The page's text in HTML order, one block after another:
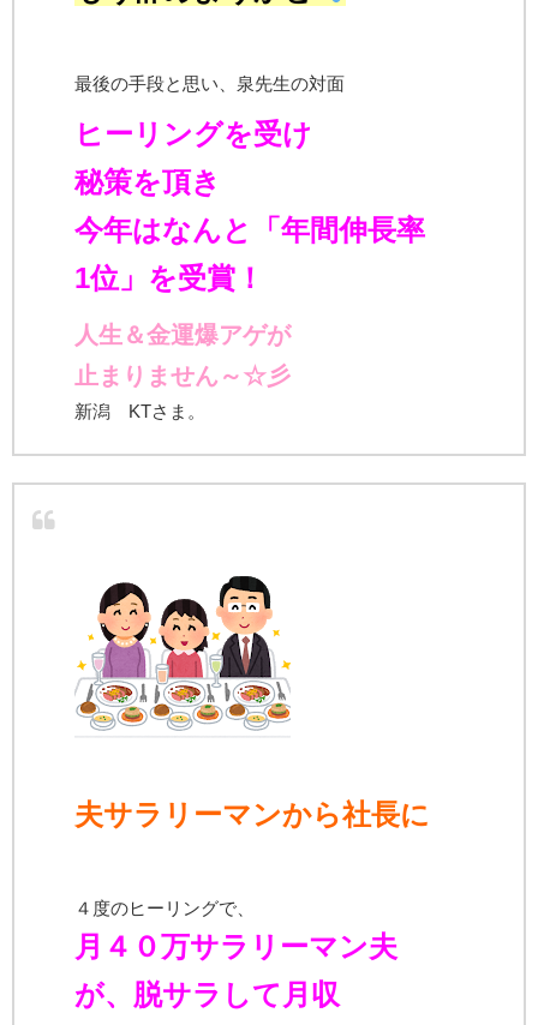
最後の手段と思い、泉先生の対面
ヒーリングを受け
秘策を頂き
今年はなんと「年間伸長率
1位」を受賞！
人生＆金運爆アゲが
止まりません～☆彡
新潟 KTさま。
夫サラリーマンから社長に
４度のヒーリングで、
月４０万サラリーマン夫
が、 脱サラして月収